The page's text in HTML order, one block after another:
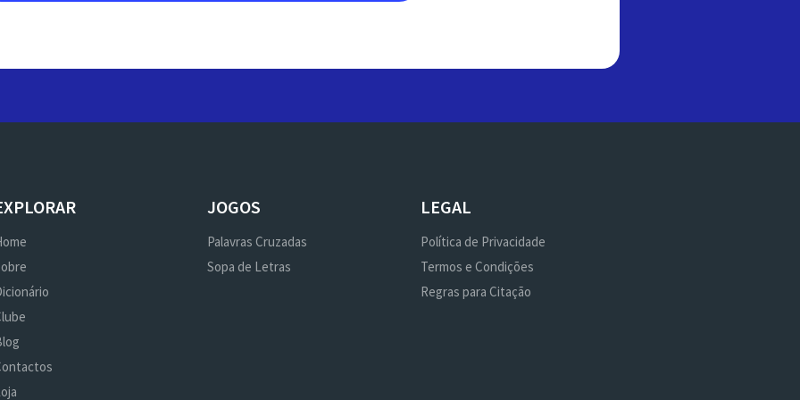
JOGOS
Palavras Cruzadas
Sopa de Letras
LEGAL
Política de Privacidade
Termos e Condições
Regras para Citação